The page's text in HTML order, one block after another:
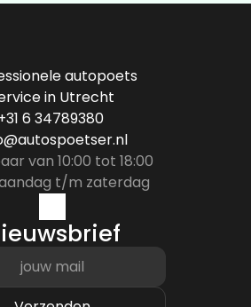
autopoets
in Utrecht
6 34789380
van 10:00 tot 18:00
t/m zaterdag